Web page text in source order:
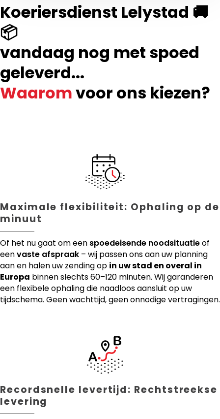
Koeriersdienst Lelystad 🚚
📦
vandaag nog met spoed
geleverd...
Waaromvoor ons kiezen?
Maximale flexibiliteit: Ophaling op de
minuut
Of het nu gaat om een spoedeisende noodsituatieof
eenvaste afspraak – wij passen ons aan uw planning
aan en halen uw zending op in uw stad en overal in
Europa binnen slechts 60–120 minuten. Wij garanderen
een flexibele ophaling die naadloos aansluit op uw
tijdschema. Geen wachttijd, geen onnodige vertragingen.
Recordsnelle levertijd: Rechtstreekse
levering